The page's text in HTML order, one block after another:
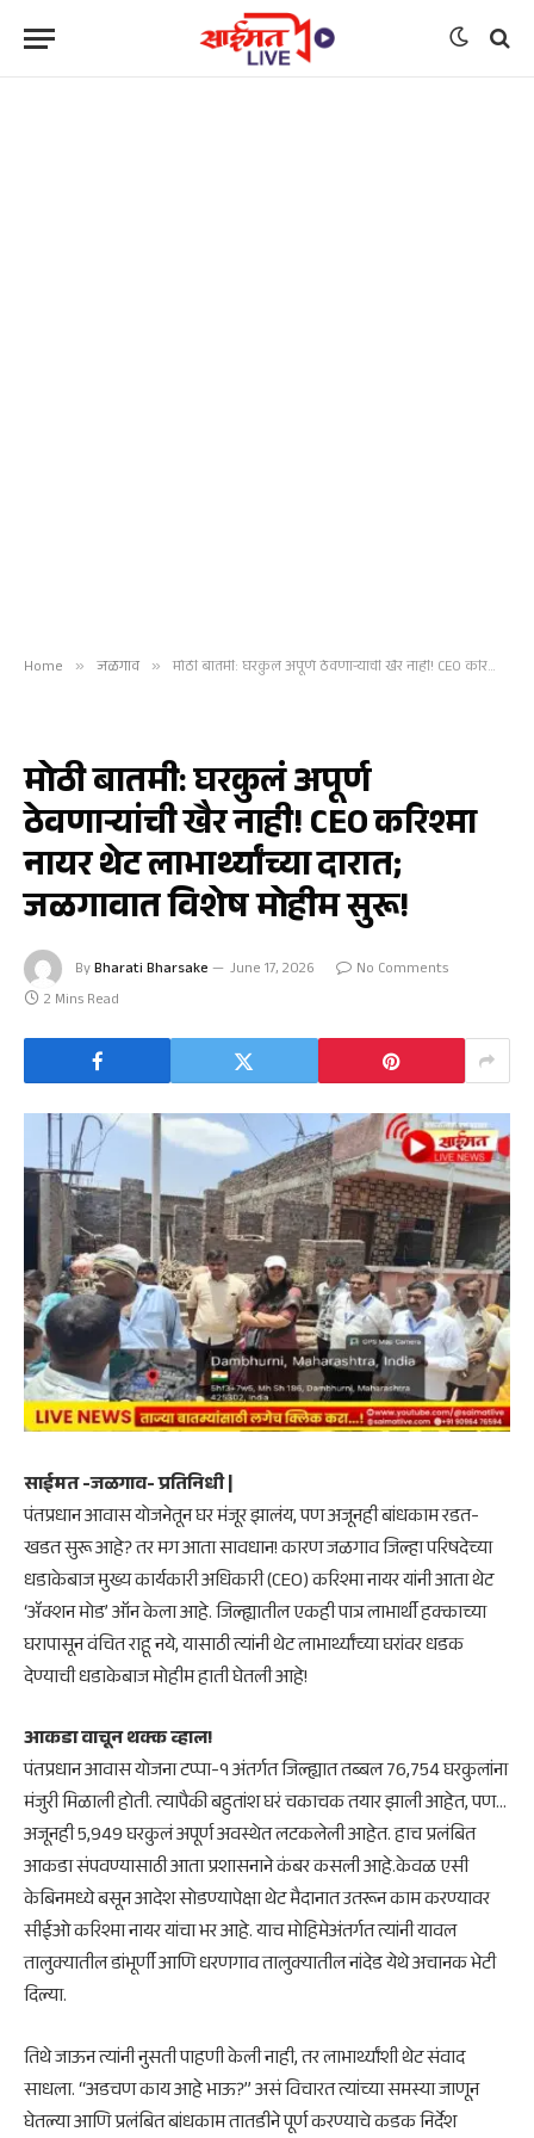
Home » जळगाव » मोठी बातमी: घरकुलं अपूर्ण ठेवणाऱ्यांची खैर नाही! CEO करिश्मा नायर थेट लाभार्थ्यांच्या दारात; जळगावात विशेष मोहीम सुरू!
मोठी बातमी: घरकुलं अपूर्ण
ठेवणाऱ्यांची खैर नाही! CEO करिश्मा
नायर थेट लाभार्थ्यांच्या दारात;
जळगावात विशेष मोहीम सुरू!
ByBharati Bharsake June 17, 2026
No Comments
2 Mins Read
साईमत -जळगाव- प्रतिनिधी |
पंतप्रधान आवास योजनेतून घर मंजूर झालंय, पण अजूनही बांधकाम रडत-
खडत सुरू आहे? तर मग आता सावधान! कारण जळगाव जिल्हा परिषदेच्या
धडाकेबाज मुख्य कार्यकारी अधिकारी (CEO) करिश्मा नायर यांनी आता थेट
‘ॲक्शन मोड’ ऑन केला आहे. जिल्ह्यातील एकही पात्र लाभार्थी हक्काच्या
घरापासून वंचित राहू नये, यासाठी त्यांनी थेट लाभार्थ्यांच्या घरांवर धडक
देण्याची धडाकेबाज मोहीम हाती घेतली आहे!
आकडा वाचून थक्क व्हाल!
पंतप्रधान आवास योजना टप्पा-१ अंतर्गत जिल्ह्यात तब्बल 76,754 घरकुलांना
मंजुरी मिळाली होती. त्यापैकी बहुतांश घरं चकाचक तयार झाली आहेत, पण…
अजूनही 5,949 घरकुलं अपूर्ण अवस्थेत लटकलेली आहेत. हाच प्रलंबित
आकडा संपवण्यासाठी आता प्रशासनाने कंबर कसली आहे.केवळ एसी
केबिनमध्ये बसून आदेश सोडण्यापेक्षा थेट मैदानात उतरून काम करण्यावर
सीईओ करिश्मा नायर यांचा भर आहे. याच मोहिमेअंतर्गत त्यांनी यावल
तालुक्यातील डांभूर्णी आणि धरणगाव तालुक्यातील नांदेड येथे अचानक भेटी
दिल्या.
तिथे जाऊन त्यांनी नुसती पाहणी केली नाही, तर लाभार्थ्यांशी थेट संवाद
साधला. “अडचण काय आहे भाऊ?” असं विचारत त्यांच्या समस्या जाणून
घेतल्या आणि प्रलंबित बांधकाम तातडीने पूर्ण करण्याचे कडक निर्देश